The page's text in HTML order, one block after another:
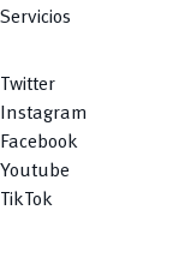
Servicios
Twitter
Instagram
Facebook
Youtube
TikTok